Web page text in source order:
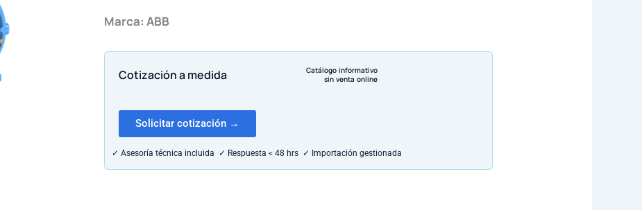
Marca: ABB
Cotización a medida
Catálogo informativo
sin venta online
Solicitar cotización →
✓ Asesoría técnica incluida ✓ Respuesta < 48 hrs ✓ Importación gestionada